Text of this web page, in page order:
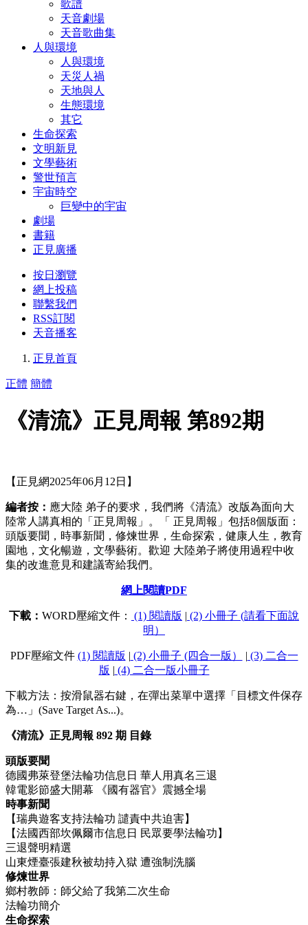
歌譜
天音劇場
天音歌曲集
人與環境
人與環境
天災人禍
天地與人
生態環境
其它
生命探索
文明新見
文學藝術
警世預言
宇宙時空
巨變中的宇宙
劇場
書籍
正見廣播
按日瀏覽
網上投稿
聯繫我們
RSS訂閱
天音播客
正見首頁
正體 簡體
《清流》正見周報 第892期
【正見網2025年06月12日】
編者按： 應大陸 弟子的要求，我們將《清流》改版為面向大
陸常人講真相的「正見周報」。「 正見周報」包括8個版面：
頭版要聞，時事新聞，修煉世界，生命探索，健康人生，教育
園地，文化暢遊，文學藝術。歡迎 大陸弟子將使用過程中收
集的改進意見和建議寄給我們。
網上閱讀PDF
下載： WORD壓縮文件： (1) 閱讀版 | (2) 小冊子 (請看下面說
明）
PDF壓縮文件 (1) 閱讀版 | (2) 小冊子 (四合一版） | (3) 二合一
版 | (4) 二合一版小冊子
下載方法：按滑鼠器右鍵，在彈出菜單中選擇「目標文件保存
為…」(Save Target As...)。
《清流》正見周報 892 期 目錄
頭版要聞
德國弗萊登堡法輪功信息日 華人用真名三退
韓電影節盛大開幕 《國有器官》震撼全場
時事新聞
【瑞典遊客支持法輪功 譴責中共迫害】
【法國西部坎佩爾市信息日 民眾要學法輪功】
三退聲明精選
山東煙臺張建秋被劫持入獄 遭強制洗腦​​​​​​​
修煉世界
鄉村教師：師父給了我第二次生命
法輪功簡介
生命探索